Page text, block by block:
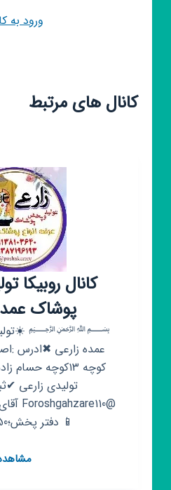
ورود به
کانال های مرتبط
کانال روبیکا
پوشاک
﷽ ☀️تولید و
عمده زارعی ✖ادرس
کوچه ۱۳کوچه
تولیدی زارعی
📱 دفتر پخش؛3132212650